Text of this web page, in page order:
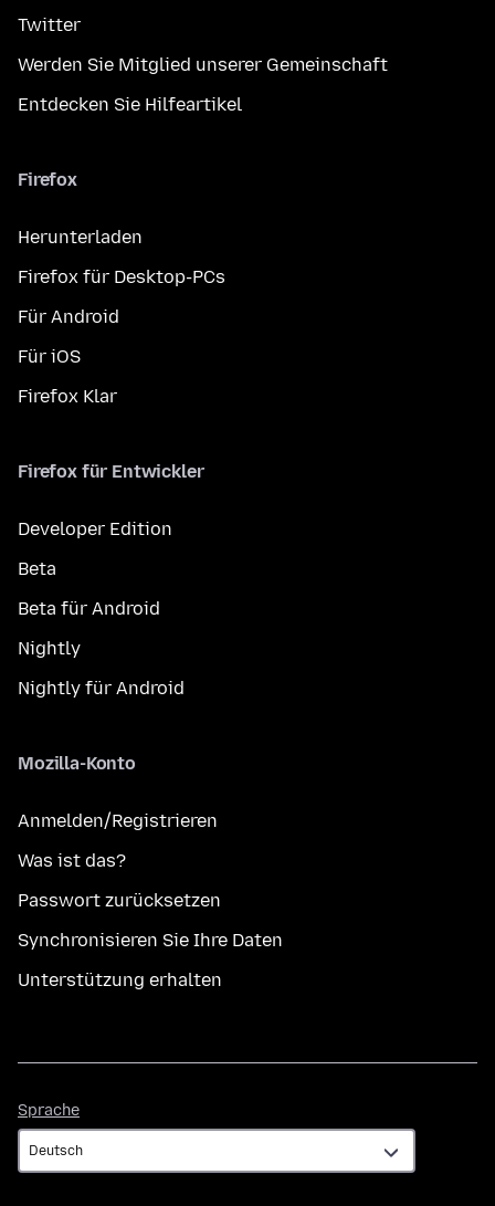
Twitter
Werden Sie Mitglied unserer Gemeinschaft
Entdecken Sie Hilfeartikel
Firefox
Herunterladen
Firefox für Desktop-PCs
Für Android
Für iOS
Firefox Klar
Firefox für Entwickler
Developer Edition
Beta
Beta für Android
Nightly
Nightly für Android
Mozilla-Konto
Anmelden/Registrieren
Was ist das?
Passwort zurücksetzen
Synchronisieren Sie Ihre Daten
Unterstützung erhalten
Sprache